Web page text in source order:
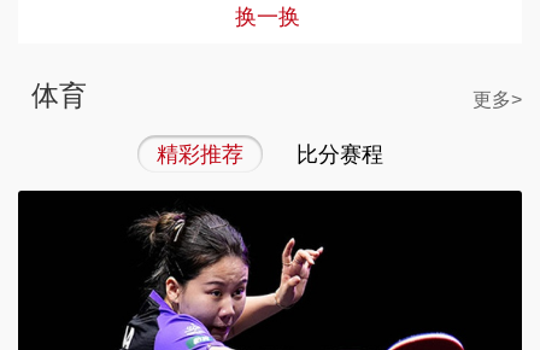
换一换
体育 更多>
精彩推荐 比分赛程